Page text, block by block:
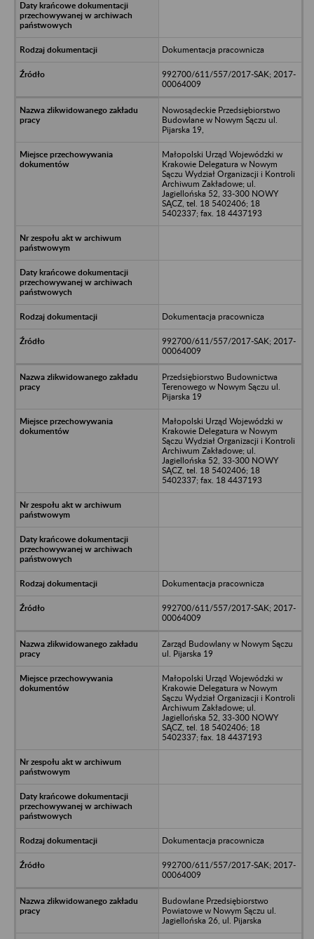
Dokumentacja pracownicza
992700/611/557/2017-SAK; 2017-
00064009
Nowosądeckie Przedsiębiorstwo
Budowlane w Nowym Sączu ul.
Pijarska 19,
Małopolski Urząd Wojewódzki w
Krakowie Delegatura w Nowym
Sączu Wydział Organizacji i Kontroli
Archiwum Zakładowe; ul.
Jagiellońska 52, 33-300 NOWY
SĄCZ, tel. 18 5402406; 18
5402337; fax. 18 4437193
Dokumentacja pracownicza
992700/611/557/2017-SAK; 2017-
00064009
Przedsiębiorstwo Budownictwa
Terenowego w Nowym Sączu ul.
Pijarska 19
Małopolski Urząd Wojewódzki w
Krakowie Delegatura w Nowym
Sączu Wydział Organizacji i Kontroli
Archiwum Zakładowe; ul.
Jagiellońska 52, 33-300 NOWY
SĄCZ, tel. 18 5402406; 18
5402337; fax. 18 4437193
Dokumentacja pracownicza
992700/611/557/2017-SAK; 2017-
00064009
Zarząd Budowlany w Nowym Sączu
ul. Pijarska 19
Małopolski Urząd Wojewódzki w
Krakowie Delegatura w Nowym
Sączu Wydział Organizacji i Kontroli
Archiwum Zakładowe; ul.
Jagiellońska 52, 33-300 NOWY
SĄCZ, tel. 18 5402406; 18
5402337; fax. 18 4437193
Dokumentacja pracownicza
992700/611/557/2017-SAK; 2017-
00064009
Budowlane Przedsiębiorstwo
Powiatowe w Nowym Sączu ul.
Jagiellońska 26, ul. Pijarska